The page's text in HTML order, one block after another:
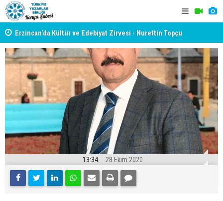
Erzincan’da Kültür ve Edebiyat Zirvesi - Nurettin Topçu
Sokağı Açılışı
13:34 28 Ekim 2020